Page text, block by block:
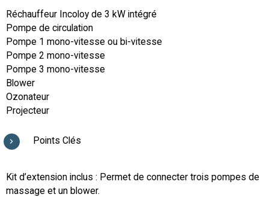
Réchauffeur Incoloy de 3 kW intégré
Pompe de circulation
Pompe 1 mono-vitesse ou bi-vitesse
Pompe 2 mono-vitesse
Pompe 3 mono-vitesse
Blower
Ozonateur
Projecteur
Points Clés
Kit d’extension inclus : Permet de connecter trois pompes de
massage et un blower.